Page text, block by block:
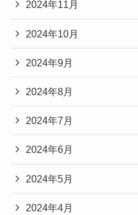
2024年11月
2024年10月
2024年9月
2024年8月
2024年7月
2024年6月
2024年5月
2024年4月